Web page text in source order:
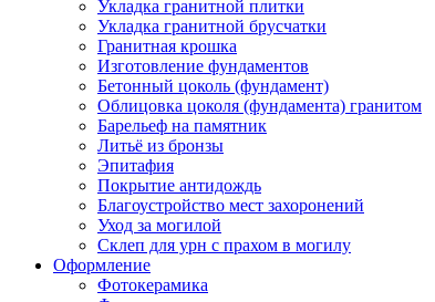
Укладка гранитной плитки
Укладка гранитной брусчатки
Гранитная крошка
Изготовление фундаментов
Бетонный цоколь (фундамент)
Облицовка цоколя (фундамента) гранитом
Барельеф на памятник
Литьё из бронзы
Эпитафия
Покрытие антидождь
Благоустройство мест захоронений
Уход за могилой
Склеп для урн с прахом в могилу
Оформление
Фотокерамика